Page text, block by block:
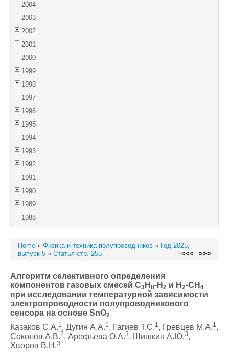
2004
2003
2002
2001
2000
1999
1998
1997
1996
1995
1994
1993
1992
1991
1990
1989
1988
Home » Физика и техника полупроводников » Год 2025,
выпуск 5 » Статья стр. 255 <<< >>>
Алгоритм селективного определения
компонентов газовых смесей C3 H 8-H 2 и H 2-CH 4
при исследовании температурной зависимости
электропроводности полупроводникового
сенсора на основе SnO2
Казаков С.А.1, Дугин А.А.1, Гагиев Т.С.1, Гревцев М.А.1,
Соколов А.В.2, Арефьева О.А.3, Шишкин А.Ю.3,
Хворов В.Н.3